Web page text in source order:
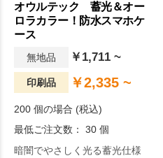
オウルテック 蓄光＆オー
ロラカラー！防水スマホケ
ース
無地品 ￥1,711 ~
印刷品 ￥2,335 ~
200 個の場合 (税込)
最低ご注文数： 30 個
暗闇でやさしく光る蓄光仕様